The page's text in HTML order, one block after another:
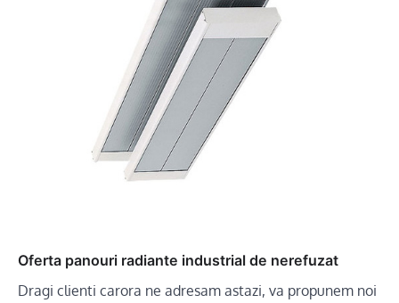
Oferta panouri radiante industrial de nerefuzat
Dragi clienti carora ne adresam astazi, va propunem noi